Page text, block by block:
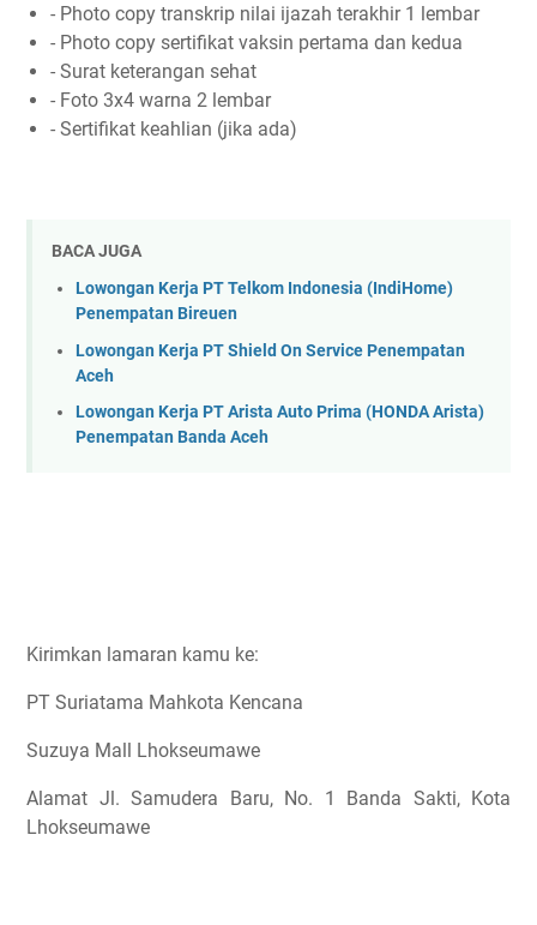
- Photo copy transkrip nilai ijazah terakhir 1 lembar
- Photo copy sertifikat vaksin pertama dan kedua
- Surat keterangan sehat
- Foto 3x4 warna 2 lembar
- Sertifikat keahlian (jika ada)
BACA JUGA
Lowongan Kerja PT Telkom Indonesia (IndiHome)
Penempatan Bireuen
Lowongan Kerja PT Shield On Service Penempatan
Aceh
Lowongan Kerja PT Arista Auto Prima (HONDA Arista)
Penempatan Banda Aceh
Kirimkan lamaran kamu ke:
PT Suriatama Mahkota Kencana
Suzuya Mall Lhokseumawe
Alamat Jl. Samudera Baru, No. 1 Banda Sakti, Kota
Lhokseumawe